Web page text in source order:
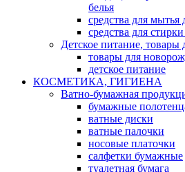
белья
средства для мытья
средства для
Детское питание,
товары для
детское питание
КОСМЕТИКА, ГИГИЕНА
Ватно-бумажная
бумажные
ватные диски
ватные палочки
носовые платочки
салфетки бумажные
туалетная бумага